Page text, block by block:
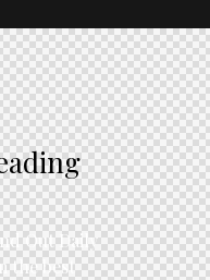
Out Daily
the best